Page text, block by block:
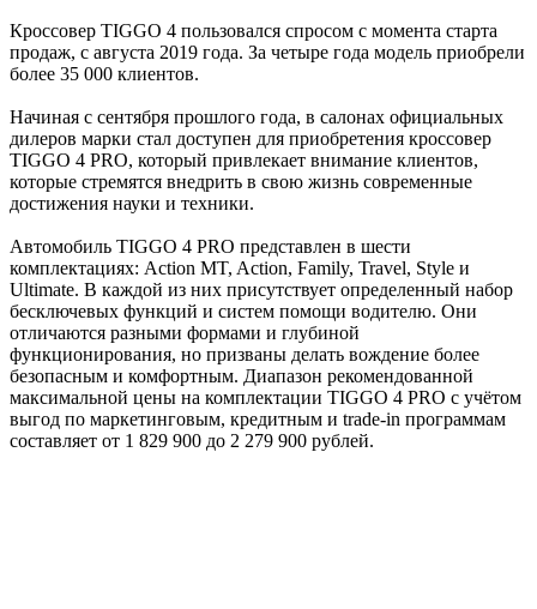
Кроссовер TIGGO 4 пользовался спросом с момента старта
продаж, с августа 2019 года. За четыре года модель приобрели
более 35 000 клиентов.
Начиная с сентября прошлого года, в салонах официальных
дилеров марки стал доступен для приобретения кроссовер
TIGGO 4 PRO, который привлекает внимание клиентов,
которые стремятся внедрить в свою жизнь современные
достижения науки и техники.
Автомобиль TIGGO 4 PRO представлен в шести
комплектациях: Action MT, Action, Family, Travel, Style и
Ultimate. В каждой из них присутствует определенный набор
бесключевых функций и систем помощи водителю. Они
отличаются разными формами и глубиной
функционирования, но призваны делать вождение более
безопасным и комфортным. Диапазон рекомендованной
максимальной цены на комплектации TIGGO 4 PRO с учётом
выгод по маркетинговым, кредитным и trade-in программам
составляет от 1 829 900 до 2 279 900 рублей.